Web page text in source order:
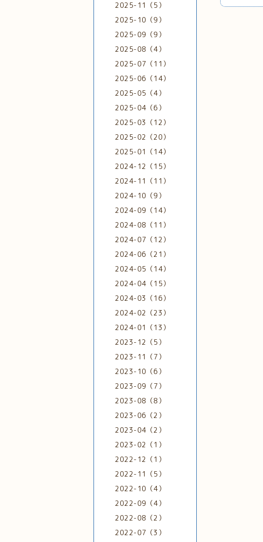
2025-11（5）
2025-10（9）
2025-09（9）
2025-08（4）
2025-07（11）
2025-06（14）
2025-05（4）
2025-04（6）
2025-03（12）
2025-02（20）
2025-01（14）
2024-12（15）
2024-11（11）
2024-10（9）
2024-09（14）
2024-08（11）
2024-07（12）
2024-06（21）
2024-05（14）
2024-04（15）
2024-03（16）
2024-02（23）
2024-01（13）
2023-12（5）
2023-11（7）
2023-10（6）
2023-09（7）
2023-08（8）
2023-06（2）
2023-04（2）
2023-02（1）
2022-12（1）
2022-11（5）
2022-10（4）
2022-09（4）
2022-08（2）
2022-07（3）